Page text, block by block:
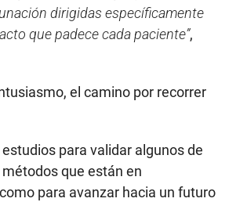
dirigidas específicamente
que padece cada paciente”,
el camino por recorrer
para validar algunos de
que están en
para avanzar hacia un futuro